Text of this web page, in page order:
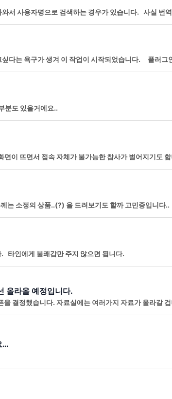
서 사용자명으로 검색하는 경우가 있습니다. 사실 번
이 작업이 시작되었습니다. 플러그인이나 Theme에서 기본
분도 있을거에요..
이 뜨면서 접속 자체가 불가능한 참사가 벌어지기도
는 소정의 상품..(?) 을 드려보기도 할까 고민중입니다
타인에게 불쾌감만 주지 않으면 됩니다.
올라올 예정입니다.
결정했습니다. 자료실에는 여러가지 자료가 올라갈
…